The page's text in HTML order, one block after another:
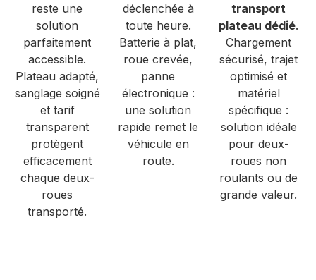
reste une
solution
parfaitement
accessible.
Plateau adapté,
sanglage soigné
et tarif
transparent
protègent
efficacement
chaque deux-
roues
transporté.
déclenchée à
toute heure.
Batterie à plat,
roue crevée,
panne
électronique :
une solution
rapide remet le
véhicule en
route.
transport
plateau dédié.
Chargement
sécurisé, trajet
optimisé et
matériel
spécifique :
solution idéale
pour deux-
roues non
roulants ou de
grande valeur.